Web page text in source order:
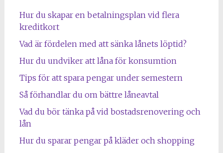
Hur du skapar en betalningsplan vid flera
kreditkort
Vad är fördelen med att sänka lånets löptid?
Hur du undviker att låna för konsumtion
Tips för att spara pengar under semestern
Så förhandlar du om bättre låneavtal
Vad du bör tänka på vid bostadsrenovering och
lån
Hur du sparar pengar på kläder och shopping